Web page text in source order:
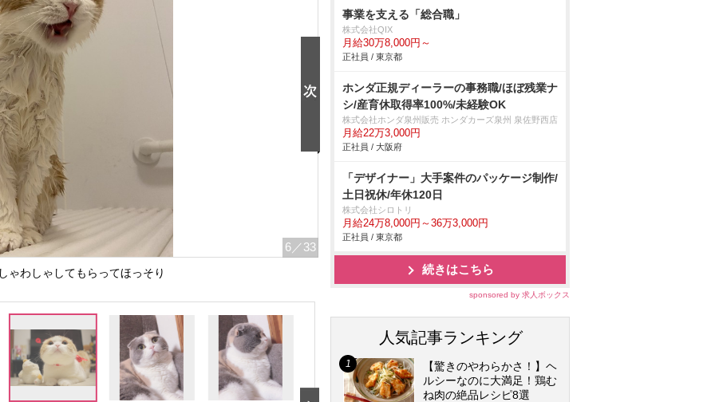
6 ／33
ゃわしゃしてもらってほっそり
事業を支える「総合職」
株式会社QIX
月給30万8,000円～
正社員 / 東京都
ホンダ正規ディーラーの事務職/ほぼ残業ナ
シ/産育休取得率100%/未経験OK
株式会社ホンダ泉州販売 ホンダカーズ泉州 泉佐野西店
月給22万3,000円
正社員 / 大阪府
「デザイナー」大手案件のパッケージ制作/
土日祝休/年休120日
株式会社シロトリ
月給24万8,000円～36万3,000円
正社員 / 東京都
続きはこちら
sponsored by 求人ボックス
人気記事ランキング
【驚きのやわらかさ！】ヘ
ルシーなのに大満足！鶏む
ね肉の絶品レシピ8選